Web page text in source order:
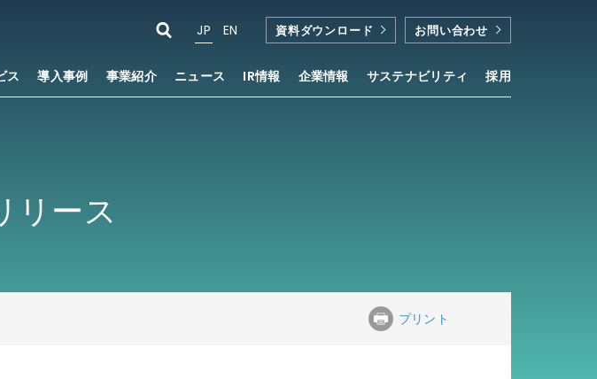
ス 導入事例 事業紹介 ニュース IR情報 企業情報 サステナビリティ 採用
JP EN 資料ダウンロード お問い合わせ
リース
プリント